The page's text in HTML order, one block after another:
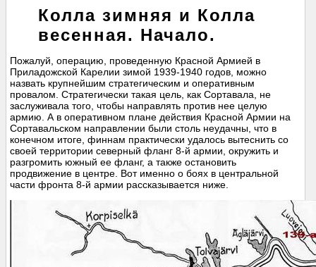
Колла зимняя и Колла
весенная. Начало.
Пожалуй, операцию, проведенную Красной Армией в
Приладожской Карелии зимой 1939-1940 годов, можно
назвать крупнейшим стратегическим и оперативным
провалом. Стратегически такая цель, как Сортавала, не
заслуживала того, чтобы направлять против нее целую
армию. А в оперативном плане действия Красной Армии на
Сортавальском направлении были столь неудачны, что в
конечном итоге, финнам практически удалось вытеснить со
своей территории северный фланг 8-й армии, окружить и
разгромить южный ее фланг, а также остановить
продвижение в центре. Вот именно о боях в центральной
части фронта 8-й армии рассказывается ниже.